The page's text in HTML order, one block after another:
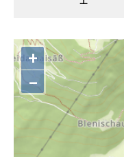
+
–